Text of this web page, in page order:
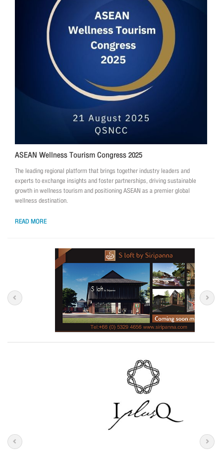
ASEAN Wellness Tourism Congress 2025
The leading regional platform that brings together industry leaders and
experts to exchange insights and foster partnerships, driving sustainable
growth in wellness tourism and positioning ASEAN as a premier global
wellness destination.
READ MORE